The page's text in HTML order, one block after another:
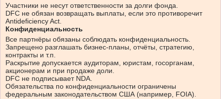
Участники не несут ответственности за долги фонда.
DFC не обязан возвращать выплаты, если это противоречит
Antideficiency Act.
Конфиденциальность
Все партнёры обязаны соблюдать конфиденциальность.
Запрещено разглашать бизнес-планы, отчёты, стратегию,
контракты и т.п.
Раскрытие допускается аудиторам, юристам, госорганам,
акционерам и при продаже доли.
DFC не подписывает NDA.
Обязательства по конфиденциальности ограничены
федеральным законодательством США (например, FOIA).